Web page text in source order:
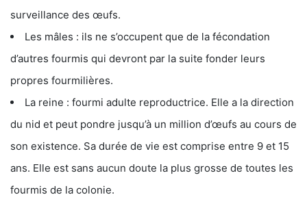
surveillance des œufs.
Les mâles : ils ne s’occupent que de la fécondation
d’autres fourmis qui devront par la suite fonder leurs
propres fourmilières.
La reine : fourmi adulte reproductrice. Elle a la direction
du nid et peut pondre jusqu’à un million d’œufs au cours de
son existence. Sa durée de vie est comprise entre 9 et 15
ans. Elle est sans aucun doute la plus grosse de toutes les
fourmis de la colonie.